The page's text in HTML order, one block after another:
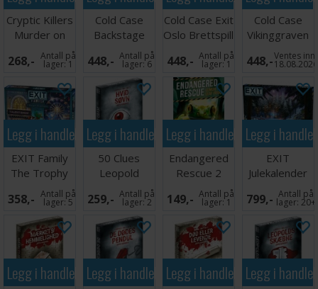
Cryptic Killers
Murder on
Mount
Mortimer
268,- Antall på
lager:1
Cold Case
Backstage
Brettspill
448,- Antall på
lager:6
Cold Case Exit
Oslo Brettspill
448,- Antall på
lager:1
Cold Case
Vikinggraven
Brettspill
448,-Ventes inn
18.08.2026
Legg i handlekurven
EXIT Family
The Trophy
Heist
Brettspill
358,- Antall på
lager:5
Legg i handlekurven
50 Clues
Leopold
Trilogien Del
2 - DANSK
259,- Antall på
lager:2
Legg i handlekurven
Endangered
Rescue 2
Kortspill
149,- Antall på
lager:1
Legg i
EXIT
Julekalender
Julens Magi -
SVENSK
799,- Antall på
lager:20+
Legg i handlekurvenLegg i handlekurvenLegg i handlekurven
Legg i